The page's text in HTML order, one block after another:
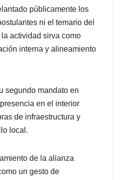
públicamente los
ni el temario del
actividad sirva como
interna y alineamiento
segundo mandato en
en el interior
de infraestructura y
local.
de la alianza
un gesto de